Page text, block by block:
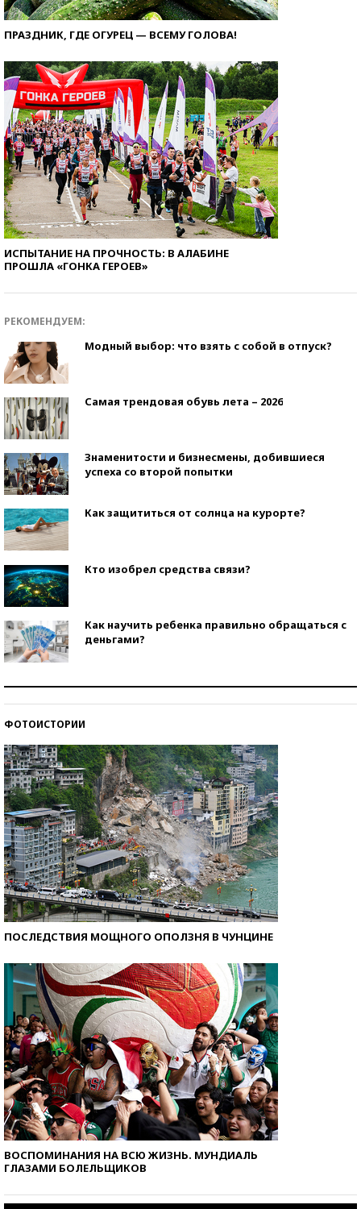
ПРАЗДНИК, ГДЕ ОГУРЕЦ — ВСЕМУ ГОЛОВА!
ИСПЫТАНИЕ НА ПРОЧНОСТЬ: В АЛАБИНЕ
ПРОШЛА «ГОНКА ГЕРОЕВ»
РЕКОМЕНДУЕМ:
Модный выбор: что взять с собой в отпуск?
Самая трендовая обувь лета – 2026
Знаменитости и бизнесмены, добившиеся
успеха со второй попытки
Как защититься от солнца на курорте?
Кто изобрел средства связи?
Как научить ребенка правильно обращаться с
деньгами?
ФОТОИСТОРИИ
ПОСЛЕДСТВИЯ МОЩНОГО ОПОЛЗНЯ В ЧУНЦИНЕ
ВОСПОМИНАНИЯ НА ВСЮ ЖИЗНЬ. МУНДИАЛЬ
ГЛАЗАМИ БОЛЕЛЬЩИКОВ